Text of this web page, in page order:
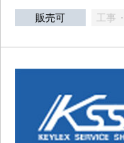
販売可 工事